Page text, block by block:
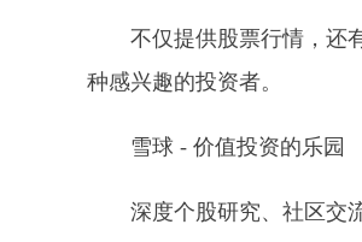
不仅提供股票行情，还
种感兴趣的投资者。
雪球 - 价值投资的乐园
深度个股研究、社区交